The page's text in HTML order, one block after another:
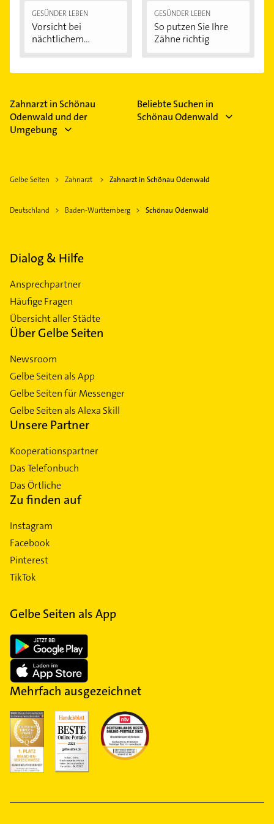
GESÜNDER LEBEN
Vorsicht bei
nächtlichem
GESÜNDER LEBEN
So putzen Sie Ihre
Zähne richtig
Zahnarzt in Schönau
Odenwald und der
Umgebung
Beliebte Suchen in
Schönau Odenwald
Gelbe Seiten Zahnarzt Zahnarzt in Schönau Odenwald
Deutschland Baden-Württemberg Schönau Odenwald
Dialog & Hilfe
Ansprechpartner
Häufige Fragen
Übersicht aller Städte
Über Gelbe Seiten
Newsroom
Gelbe Seiten als App
Gelbe Seiten für Messenger
Gelbe Seiten als Alexa Skill
Unsere Partner
Kooperationspartner
Das Telefonbuch
Das Örtliche
Zu finden auf
Instagram
Facebook
Pinterest
TikTok
Gelbe Seiten als App
Mehrfach ausgezeichnet